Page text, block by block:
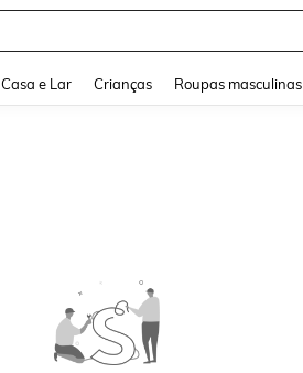
Casa e Lar Crianças Roupas masculinas